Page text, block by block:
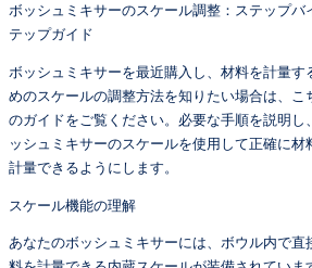
ボッシュミキサーのスケール調整：ステップバ
テップガイド
ボッシュミキサーを最近購入し、材料を計量す
めのスケールの調整方法を知りたい場合は、こ
のガイドをご覧ください。必要な手順を説明し
ッシュミキサーのスケールを使用して正確に材
計量できるようにします。
スケール機能の理解
あなたのボッシュミキサーには、ボウル内で直